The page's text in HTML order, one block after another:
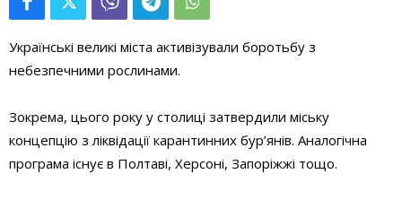
Українські великі міста активізували боротьбу з
небезпечними рослинами.
Зокрема, цього року у столиці затвердили міську
концепцію з ліквідації карантинних бур’янів. Аналогічна
програма існує в Полтаві, Херсоні, Запоріжжі тощо.